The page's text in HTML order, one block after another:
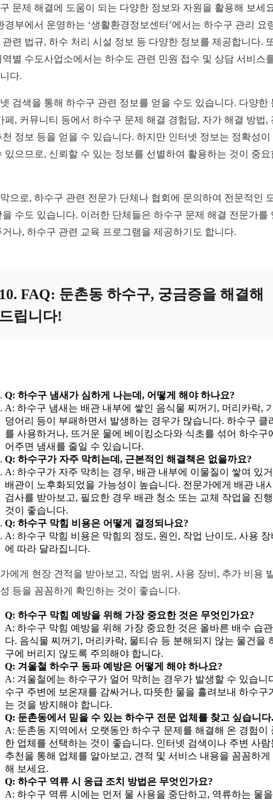
문제 해결에 도움이 되는 다양한 정보와 자원을 활용해 보세
경부에서 운영하는 ‘생활환경정보센터’에서는 하수구 관리 요
관련 법규, 하수 처리 시설 정보 등 다양한 정보를 제공합니다.
역별 수도사업소에서는 하수도 관련 민원 접수 및 상담 서비스
다.
검색을 통해 하수구 관련 정보를 얻을 수도 있습니다. 다양한
페, 커뮤니티 등에서 하수구 문제 해결 경험담, 자가 해결 방법,
천 정보 등을 얻을 수 있습니다. 하지만 인터넷 정보는 정확성이
있으므로, 신뢰할 수 있는 정보를 선별하여 활용하는 것이 중요
으로, 하수구 관련 전문가 단체나 협회에 문의하여 전문적인
을 수도 있습니다. 이러한 단체들은 하수구 문제 해결 전문가를
거나, 하수구 관련 교육 프로그램을 제공하기도 합니다.
FAQ: 둔촌동 하수구, 궁금증을 해결해
립니다!
Q: 하수구 냄새가 심하게 나는데, 어떻게 해야 하나요?
A: 하수구 냄새는 배관 내부에 쌓인 음식물 찌꺼기, 머리카락,
덩어리 등이 부패하면서 발생하는 경우가 많습니다. 하수구 클
를 사용하거나, 뜨거운 물에 베이킹소다와 식초를 섞어 하수구
어주면 냄새를 줄일 수 있습니다.
Q: 하수구가 자주 막히는데, 근본적인 해결책은 없을까요?
A: 하수구가 자주 막히는 경우, 배관 내부에 이물질이 쌓여 있
배관이 노후화되었을 가능성이 높습니다. 전문가에게 배관 내
검사를 받아보고, 필요한 경우 배관 청소 또는 교체 작업을 진
것이 좋습니다.
Q: 하수구 막힘 비용은 어떻게 결정되나요?
A: 하수구 막힘 비용은 막힘의 정도, 원인, 작업 난이도, 사용 장
에 따라 달라집니다.
에게 현장 견적을 받아보고, 작업 범위, 사용 장비, 추가 비용
등을 꼼꼼하게 확인하는 것이 좋습니다.
Q: 하수구 막힘 예방을 위해 가장 중요한 것은 무엇인가요?
A: 하수구 막힘 예방을 위해 가장 중요한 것은 올바른 배수 습
다. 음식물 찌꺼기, 머리카락, 물티슈 등 분해되지 않는 물건을
구에 버리지 않도록 주의해야 합니다.
Q: 겨울철 하수구 동파 예방은 어떻게 해야 하나요?
A: 겨울철에는 하수구가 얼어 막히는 경우가 발생할 수 있습니
수구 주변에 보온재를 감싸거나, 따뜻한 물을 흘려보내 하수구
는 것을 방지해야 합니다.
Q: 둔촌동에서 믿을 수 있는 하수구 전문 업체를 찾고 싶습니다.
A: 둔촌동 지역에서 오랫동안 하수구 문제를 해결해 온 경험이
한 업체를 선택하는 것이 좋습니다. 인터넷 검색이나 주변 사람
추천을 통해 업체를 알아보고, 견적 및 서비스 내용을 꼼꼼하게
해 보세요.
Q: 하수구 역류 시 응급 조치 방법은 무엇인가요?
A: 하수구 역류 시에는 먼저 물 사용을 중단하고, 역류하는 물